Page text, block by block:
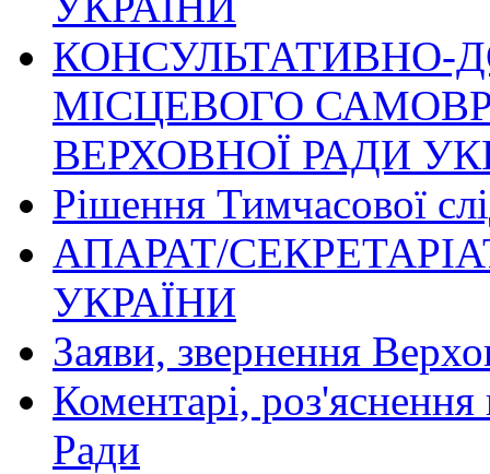
КОНСУЛЬТАТИВНО-
МІСЦЕВОГО
ВЕРХОВНОЇ РАДИ
Рішення Тимчасової
АПАРАТ/
УКРАЇНИ
Заяви, звернення
Коментарі, роз'яснення
Ради